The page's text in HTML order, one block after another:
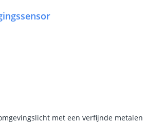
met een verfijnde metalen